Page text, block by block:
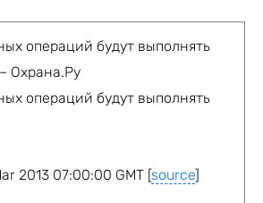
операций будут выполнять
Охрана.Ру
операций будут выполнять
2013 07:00:00 GMT [source]